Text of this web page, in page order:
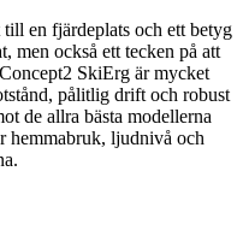
en fjärdeplats och ett betyg
men också ett tecken på att
SkiErg är mycket
pålitlig drift och robust
de allra bästa modellerna
hemmabruk, ljudnivå och